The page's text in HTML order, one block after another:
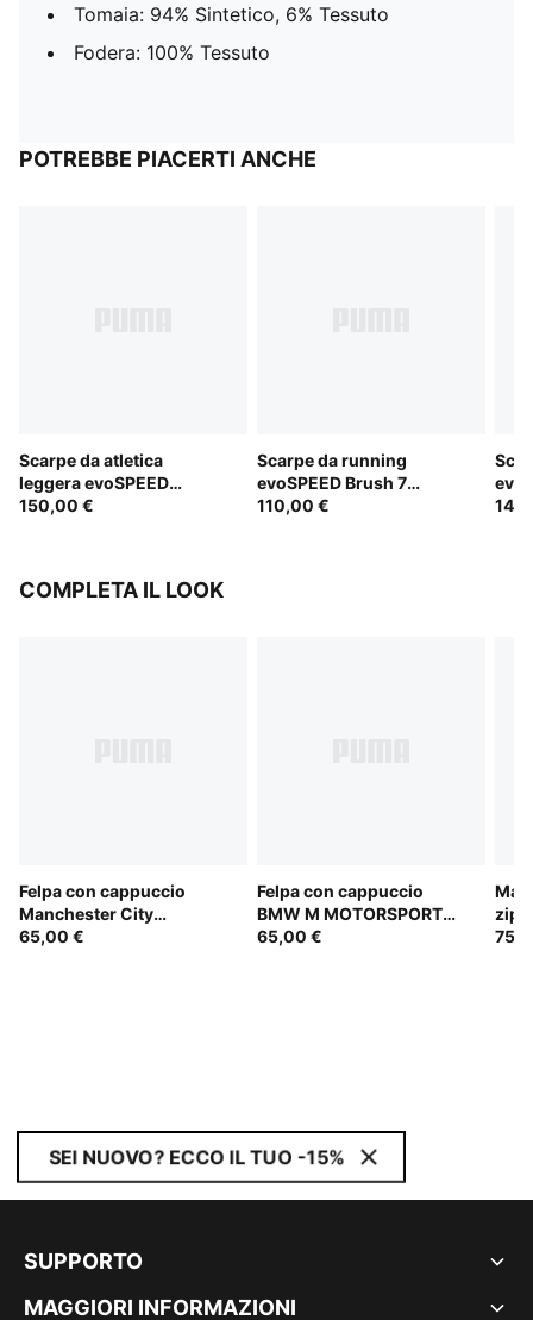
Tomaia: 94% Sintetico, 6% Tessuto
Fodera: 100% Tessuto
POTREBBE PIACERTI ANCHE
Scarpe da atletica
leggera evoSPEED
Javelin Elite 2.0
150,00 €
Scarpe da running
evoSPEED Brush 7
unisex
110,00 €
COMPLETA IL LOOK
Felpa con cappuccio
Manchester City
ftblCulture da uomo
65,00 €
Felpa con cappuccio
BMW M MOTORSPORT
Essentials da uomo
65,00 €
zip
SEI NUOVO? ECCO IL TUO -15%
SUPPORTO
MAGGIORI INFORMAZIONI